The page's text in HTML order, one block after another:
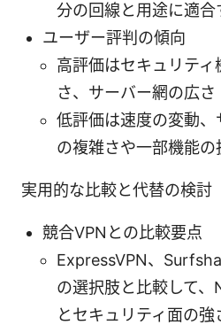
分の回線と用途に適合
ユーザー評判の傾向
高評価はセキュリテ
さ、サーバー網の広さ
低評価は速度の変動
の複雑さや一部機能の
実用的な比較と代替の検討
競合VPNとの比較要点
ExpressVPN、
の選択肢と比較して
とセキュリティ面の強